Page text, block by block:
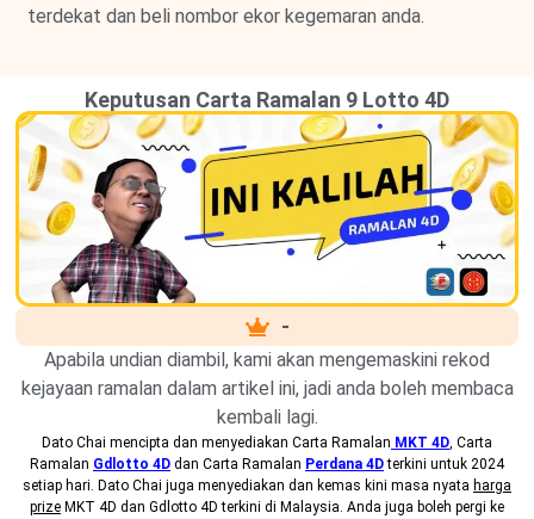
terdekat dan beli nombor ekor kegemaran anda.
Keputusan Carta Ramalan 9 Lotto 4D
-
Apabila undian diambil, kami akan mengemaskini rekod
kejayaan ramalan dalam artikel ini, jadi anda boleh membaca
kembali lagi.
Dato Chai mencipta dan menyediakan Carta Ramalan MKT 4D, Carta
Ramalan Gdlotto 4D dan Carta Ramalan Perdana 4Dterkini untuk 2024
setiap hari. Dato Chai juga menyediakan dan kemas kini masa nyata harga
prize MKT 4D dan Gdlotto 4D terkini di Malaysia. Anda juga boleh pergi ke